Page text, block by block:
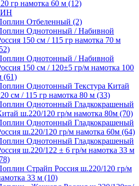
гр намотка 60 м (12)
Отбеленный (2)
Однотонный / Набивной
150 см / 115 гр намотка 70 м
Однотонный / Набивной
150 см / 120±5 гр/м намотка 100
(61)
Однотонный Текстура Китай
см / 115 гр намотка 80 м (33)
Однотонный Гладкокрашеный
ш.220/120 гр/м намотка 80м (70)
Однотонный Гладкокрашеный
ш.220/120 гр/м намотка 60м (64)
Однотонный Гладкокрашеный
ш.220/122 ± 6 гр/м намотка 33 м
Страйп Россия ш.220/120 гр/м
33 м (10)